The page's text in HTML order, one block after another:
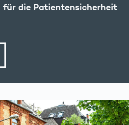
für die Patientensicherheit